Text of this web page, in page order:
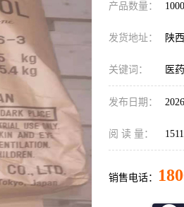
产品数量：
发货地址： 陕
关键词： 医
发布日期：
阅 读 量： 1511
销售电话：